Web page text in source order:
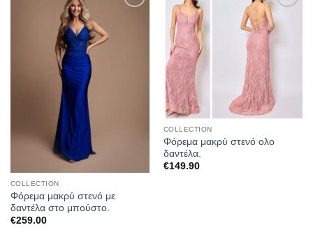
αγαπημένα
COLLECTION
Φόρεμα μακρύ στενό με
δαντέλα στο μπούστο.
€259.00
Προσθήκη
στα
αγαπημένα
COLLECTION
Φόρεμα μακρύ στενό ολο
δαντέλα.
€149.90